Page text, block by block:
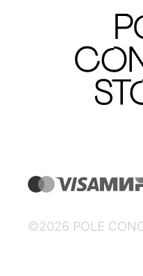
©2026 POLE